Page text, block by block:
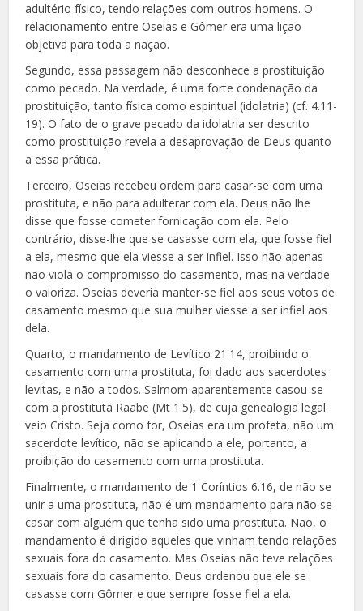
adultério físico, tendo relações com outros homens. O
relacionamento entre Oseias e Gômer era uma lição
objetiva para toda a nação.
Segundo, essa passagem não desconhece a prostituição
como pecado. Na verdade, é uma forte condenação da
prostituição, tanto física como espiritual (idolatria) (cf. 4.11-
19). O fato de o grave pecado da idolatria ser descrito
como prostituição revela a desaprovação de Deus quanto
a essa prática.
Terceiro, Oseias recebeu ordem para casar-se com uma
prostituta, e não para adulterar com ela. Deus não lhe
disse que fosse cometer fornicação com ela. Pelo
contrário, disse-lhe que se casasse com ela, que fosse fiel
a ela, mesmo que ela viesse a ser infiel. Isso não apenas
não viola o compromisso do casamento, mas na verdade
o valoriza. Oseias deveria manter-se fiel aos seus votos de
casamento mesmo que sua mulher viesse a ser infiel aos
dela.
Quarto, o mandamento de Levítico 21.14, proibindo o
casamento com uma prostituta, foi dado aos sacerdotes
levitas, e não a todos. Salmom aparentemente casou-se
com a prostituta Raabe (Mt 1.5), de cuja genealogia legal
veio Cristo. Seja como for, Oseias era um profeta, não um
sacerdote levítico, não se aplicando a ele, portanto, a
proibição do casamento com uma prostituta.
Finalmente, o mandamento de 1 Coríntios 6.16, de não se
unir a uma prostituta, não é um mandamento para não se
casar com alguém que tenha sido uma prostituta. Não, o
mandamento é dirigido aqueles que vinham tendo relações
sexuais fora do casamento. Mas Oseias não teve relações
sexuais fora do casamento. Deus ordenou que ele se
casasse com Gômer e que sempre fosse fiel a ela.